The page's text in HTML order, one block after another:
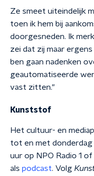
Ze smeet uiteindelijk
toen ik hem bij
doorgesneden. Ik
zei dat zij maar
ben gaan nadenken
geautomatiseerde
vast zitten."
Kunststof
Het cultuur- en
tot en met
uur op NPO Radio 1
als podcast. Volg